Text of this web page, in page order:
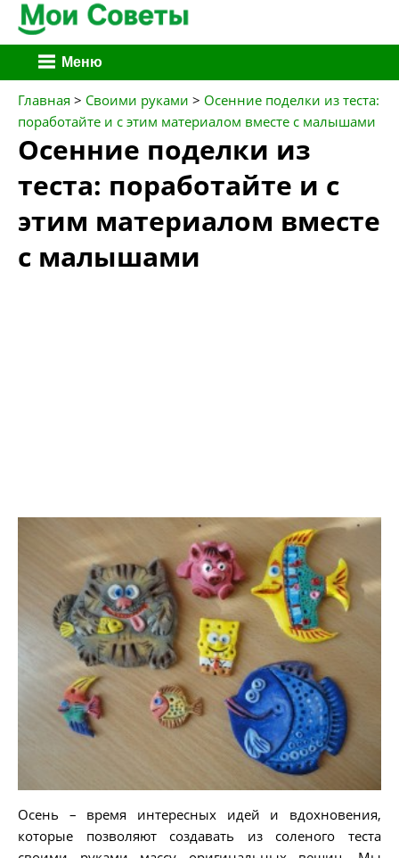
Перейти
к
содержимому
Меню
Главная > Своими руками > Осенние поделки из теста:
поработайте и с этим материалом вместе с малышами
Осенние поделки из
теста: поработайте и с
этим материалом вместе
с малышами
Осень – время интересных идей и вдохновения,
которые позволяют создавать из соленого теста